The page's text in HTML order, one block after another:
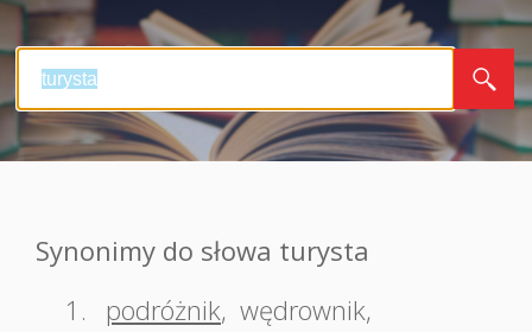
Synonimy do słowa turysta
1.
podróżnik, wędrownik,